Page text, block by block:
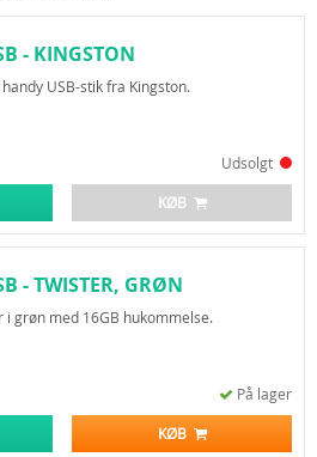
- KINGSTON
50
USB-stik fra Kingston.
Udsolgt
KØB
- TWISTER, GRØN
i grøn med 16GB hukommelse.
På lager
KØB